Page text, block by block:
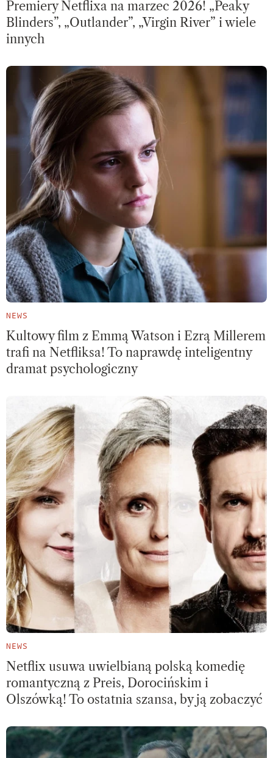
Premiery Netflixa na marzec 2026! „Peaky
Blinders”, „Outlander”, „Virgin River” i wiele
innych
NEWS
Kultowy film z Emmą Watson i Ezrą Millerem
trafi na Netfliksa! To naprawdę inteligentny
dramat psychologiczny
NEWS
Netflix usuwa uwielbianą polską komedię
romantyczną z Preis, Dorocińskim i
Olszówką! To ostatnia szansa, by ją zobaczyć